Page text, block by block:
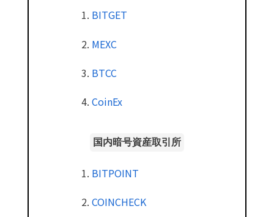
BITGET
MEXC
BTCC
CoinEx
国内暗号資産取引所
BITPOINT
COINCHECK